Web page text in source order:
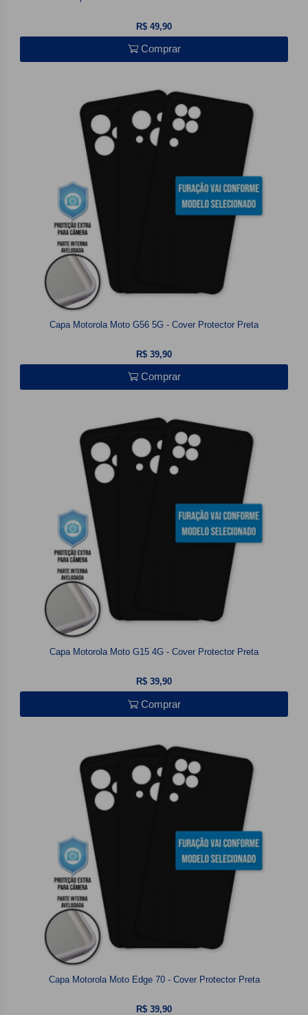
R$ 49,90
Comprar
Capa Motorola Moto G56 5G - Cover Protector Preta
R$ 39,90
Comprar
Capa Motorola Moto G15 4G - Cover Protector Preta
R$ 39,90
Comprar
Capa Motorola Moto Edge 70 - Cover Protector Preta
R$ 39,90